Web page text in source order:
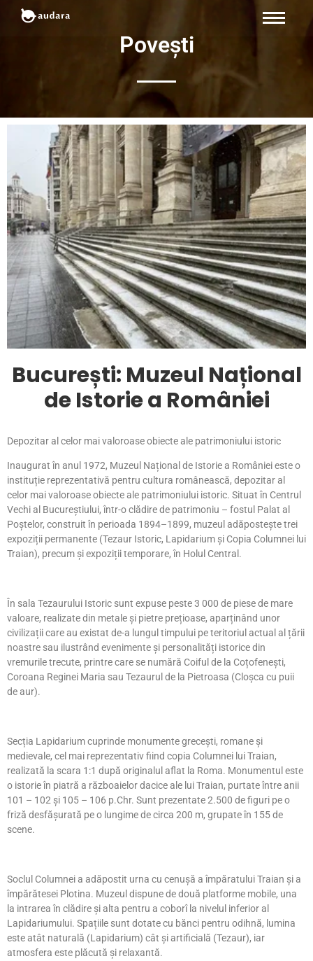
Povești
București: Muzeul Național
de Istorie a României
Depozitar al celor mai valoroase obiecte ale patrimoniului istoric
Inaugurat în anul 1972, Muzeul Național de Istorie a României este o
instituție reprezentativă pentru cultura românească, depozitar al
celor mai valoroase obiecte ale patrimoniului istoric. Situat în Centrul
Vechi al Bucureștiului, într-o clădire de patrimoniu – fostul Palat al
Poștelor, construit în perioada 1894–1899, muzeul adăpostește trei
expoziții permanente (Tezaur Istoric, Lapidarium și Copia Columnei lui
Traian), precum și expoziții temporare, în Holul Central.
În sala Tezaurului Istoric sunt expuse peste 3 000 de piese de mare
valoare, realizate din metale și pietre prețioase, aparținând unor
civilizații care au existat de-a lungul timpului pe teritoriul actual al țării
noastre sau ilustrând evenimente și personalități istorice din
vremurile trecute, printre care se numără Coiful de la Coțofenești,
Coroana Reginei Maria sau Tezaurul de la Pietroasa (Cloșca cu puii
de aur).
Secția Lapidarium cuprinde monumente grecești, romane și
medievale, cel mai reprezentativ fiind copia Columnei lui Traian,
realizată la scara 1:1 după originalul aflat la Roma. Monumentul este
o istorie în piatră a războaielor dacice ale lui Traian, purtate între anii
101 – 102 și 105 – 106 p.Chr. Sunt prezentate 2.500 de figuri pe o
friză desfășurată pe o lungime de circa 200 m, grupate în 155 de
scene.
Soclul Columnei a adăpostit urna cu cenușă a împăratului Traian și a
împărătesei Plotina. Muzeul dispune de două platforme mobile, una
la intrarea în clădire și alta pentru a coborî la nivelul inferior al
Lapidariumului. Spațiile sunt dotate cu bănci pentru odihnă, lumina
este atât naturală (Lapidarium) cât și artificială (Tezaur), iar
atmosfera este plăcută și relaxantă.